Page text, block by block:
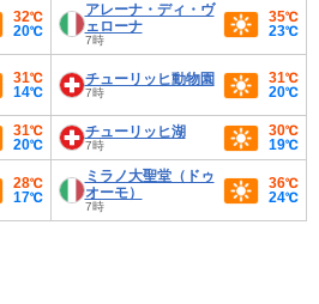
32℃
20℃
アレーナ・ディ・ヴ
ェローナ
7時
35℃
23℃
31℃
14℃
チューリッヒ動物園
7時
31℃
20℃
31℃
20℃
チューリッヒ湖
7時
30℃
19℃
28℃
17℃
ミラノ大聖堂（ドゥ
オーモ）
7時
36℃
24℃